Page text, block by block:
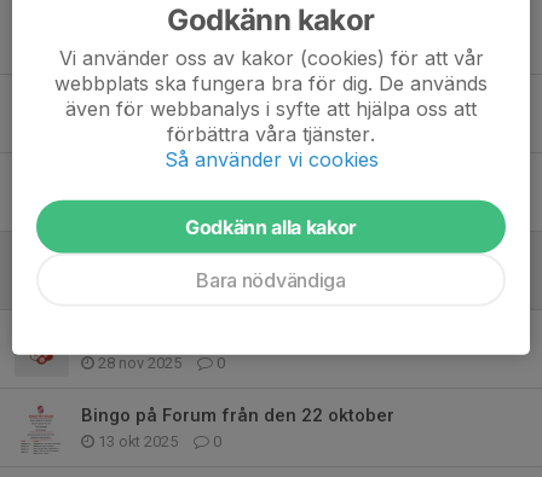
Fotbollsskolan 2026
27 apr, 13:41
Tack till alla bingospelare!
23 apr, 08:00 0
20 apr, 16:00 0
Fotbollsskolan 2026 - anmälan öppen!
2
28 nov 2025 0
Bingo på Forum från den 22 oktober
13 okt 2025 0
Godkänn kakor
Vi använder oss av kakor (cookies) för att vår
webbplats ska fungera bra för dig. De används
även för webbanalys i syfte att hjälpa oss att
förbättra våra tjänster.
Så använder vi cookies
Godkänn alla kakor
Bara nödvändiga